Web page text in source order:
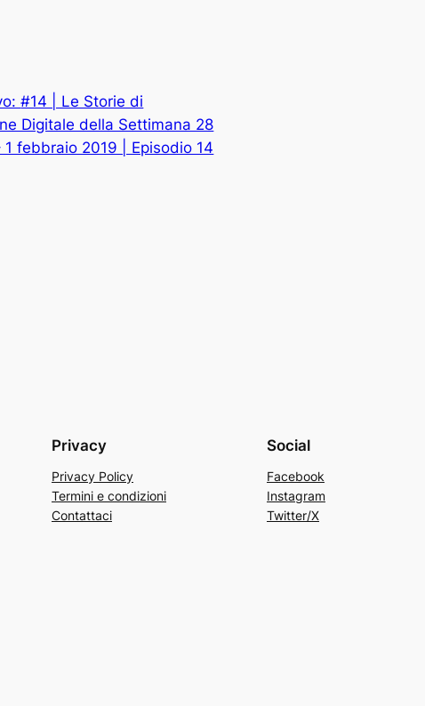
#14 | Le Storie di
Digitale della Settimana 28
1 febbraio 2019 | Episodio 14
Privacy
Privacy Policy
Termini e condizioni
Contattaci
Social
Facebook
Instagram
Twitter/X